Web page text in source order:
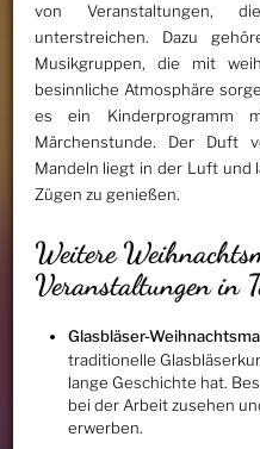
von Veranstaltungen,
unterstreichen. Dazu
Musikgruppen, die mit
besinnliche Atmosphäre
es ein Kinderprogramm
Märchenstunde. Der Duft
Mandeln liegt in der Luft und
Zügen zu genießen.
Weitere
Veranstaltungen in
Glasbläser-
traditionelle
lange Geschichte hat.
bei der Arbeit zusehen
erwerben.